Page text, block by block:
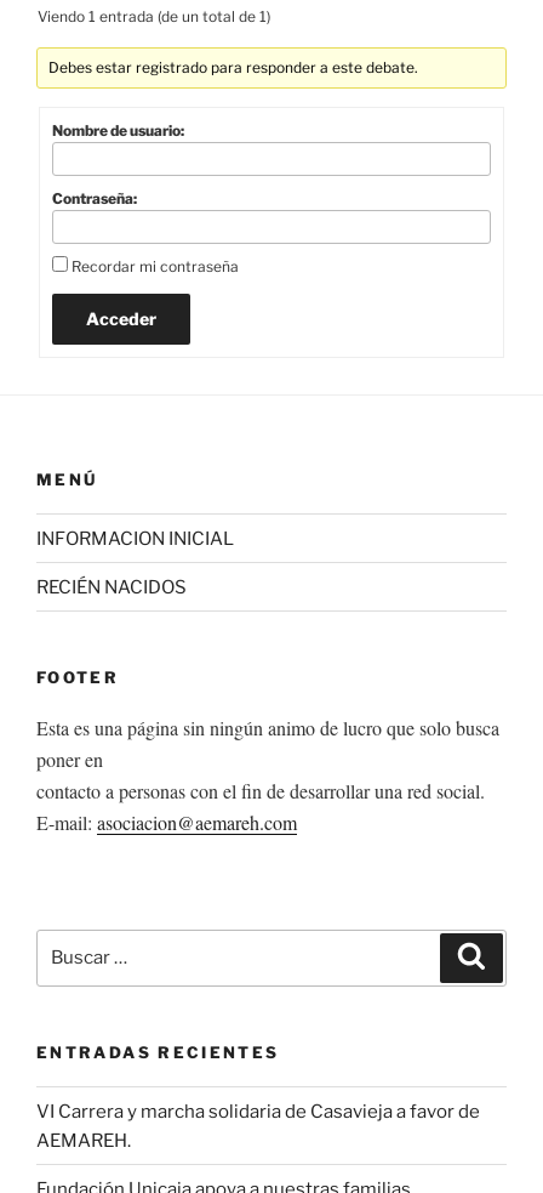
Viendo 1 entrada (de un total de 1)
Debes estar registrado para responder a este debate.
Nombre de usuario:
Contraseña:
Recordar mi contraseña
Acceder
MENÚ
INFORMACION INICIAL
RECIÉN NACIDOS
FOOTER
Esta es una página sin ningún animo de lucro que solo busca
poner en
contacto a personas con el fin de desarrollar una red social.
E-mail: asociacion@aemareh.com
por:
ENTRADAS RECIENTES
VI Carrera y marcha solidaria de Casavieja a favor de
AEMAREH.